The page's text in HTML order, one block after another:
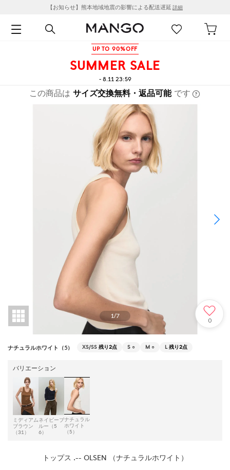
【お知らせ】熊本地域地震の影響による配送遅延 詳細
UP TO 90%OFF
SUMMER SALE
- 8.11 23:59
この商品は サイズ交換無料・返品可能 です
1/7
0
ナチュラルホワイト（5） XS/SS 残り2点 S ○ M ○ L 残り2点
バリエーション
ミディアム
ブラウン
（31）
ネイビーブ
ルー（5
6）
ナチュラル
ホワイト
（5）
トップス .-- OLSEN （ナチュラルホワイト）